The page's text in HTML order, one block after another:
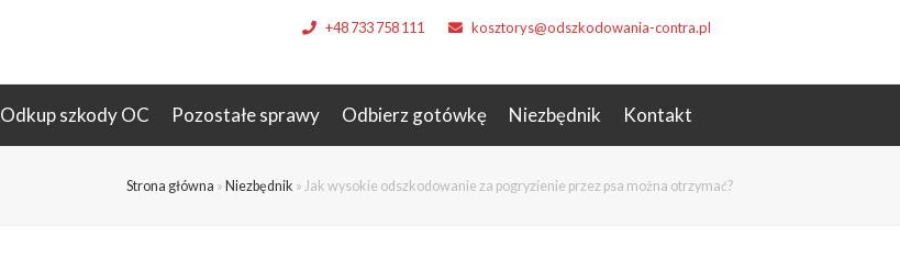
+48 733 758 111 kosztorys@odszkodowania-contra.pl
Odkup szkody OC Pozostałe sprawy Odbierz gotówkę Niezbędnik Kontakt
Strona główna » Niezbędnik » Jak wysokie odszkodowanie za pogryzienie przez psa można otrzymać?